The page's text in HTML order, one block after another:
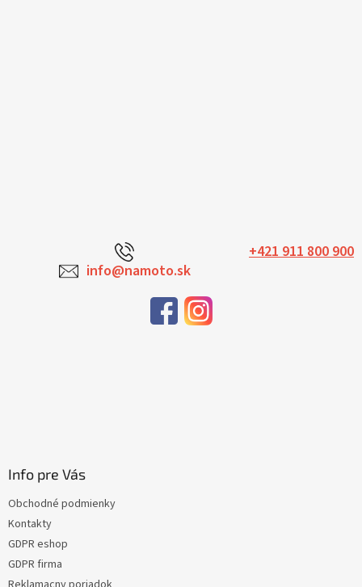
+421 911 800 900
info@namoto.sk
Info pre Vás
Obchodné podmienky
Kontakty
GDPR eshop
GDPR firma